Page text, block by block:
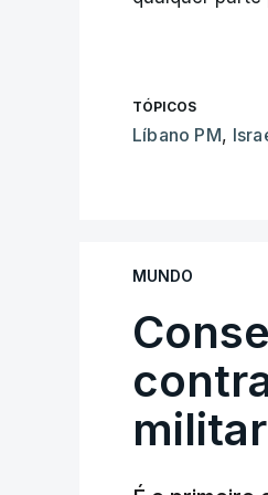
TÓPICOS
Líbano PM,
MUNDO
militar